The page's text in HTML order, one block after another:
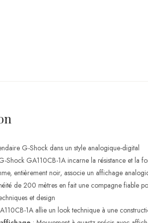
G-Shock dans un style analogique-digital
Shock GA110CB-1A incarne la résistance et la
entièrement noir, associe un affichage
de 200 mètres en fait une compagne fiable
et design
1A allie un look technique à une